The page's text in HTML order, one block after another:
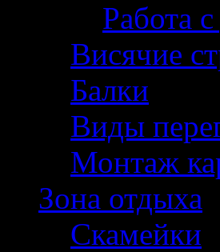
Работа
Висячие
Балки
Виды
Монтаж
Зона отдыха
Скамейки